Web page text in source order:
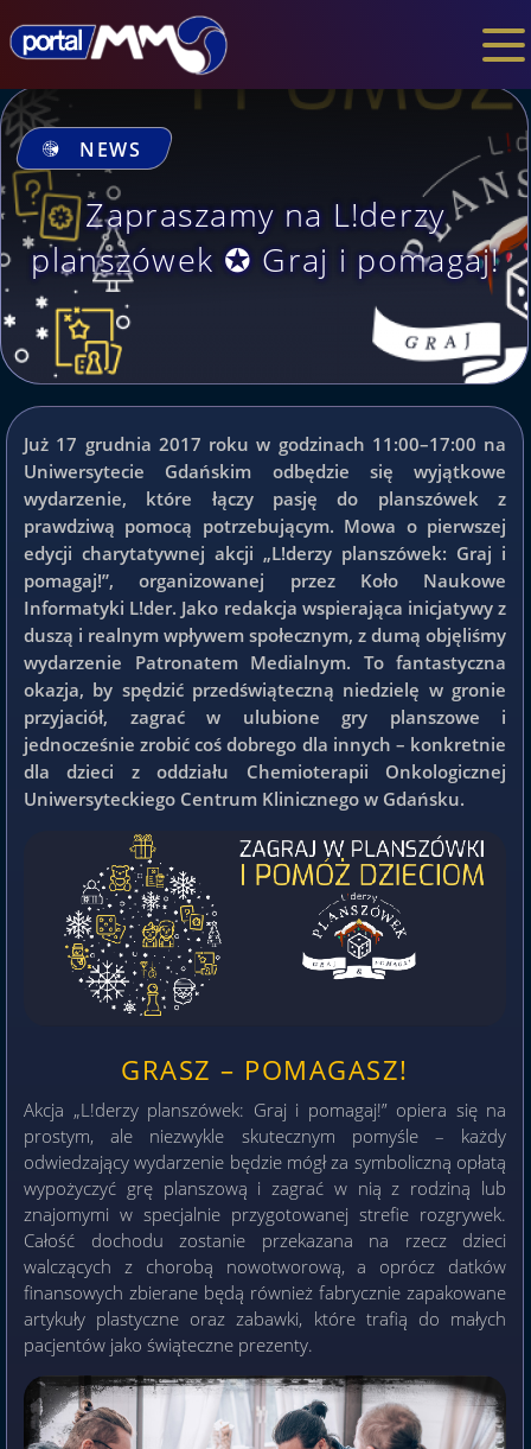
NEWS
Zapraszamy na L!derzy
planszówek ✪ Graj i pomagaj!
Już 17 grudnia 2017 roku w godzinach 11:00–17:00 na
Uniwersytecie Gdańskim odbędzie się wyjątkowe
wydarzenie, które łączy pasję do planszówek z
prawdziwą pomocą potrzebującym. Mowa o pierwszej
edycji charytatywnej akcji „L!derzy planszówek: Graj i
pomagaj!”, organizowanej przez Koło Naukowe
Informatyki L!der. Jako redakcja wspierająca inicjatywy z
duszą i realnym wpływem społecznym, z dumą objęliśmy
wydarzenie Patronatem Medialnym. To fantastyczna
okazja, by spędzić przedświąteczną niedzielę w gronie
przyjaciół, zagrać w ulubione gry planszowe i
jednocześnie zrobić coś dobrego dla innych – konkretnie
dla dzieci z oddziału Chemioterapii Onkologicznej
Uniwersyteckiego Centrum Klinicznego w Gdańsku.
GRASZ – POMAGASZ!
Akcja „L!derzy planszówek: Graj i pomagaj!” opiera się na
prostym, ale niezwykle skutecznym pomyśle – każdy
odwiedzający wydarzenie będzie mógł za symboliczną opłatą
wypożyczyć grę planszową i zagrać w nią z rodziną lub
znajomymi w specjalnie przygotowanej strefie rozgrywek.
Całość dochodu zostanie przekazana na rzecz dzieci
walczących z chorobą nowotworową, a oprócz datków
finansowych zbierane będą również fabrycznie zapakowane
artykuły plastyczne oraz zabawki, które trafią do małych
pacjentów jako świąteczne prezenty.